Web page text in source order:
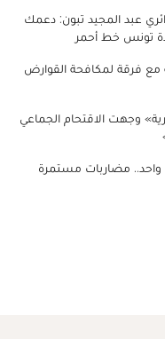
عبد المجيد تبون: دعمك
تونس خط أحمر
فرقة لمكافحة القوارض
وجهت الاقتحام الجماعي
واحد.. مضاربات مستمرة